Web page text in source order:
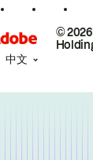
©
中文